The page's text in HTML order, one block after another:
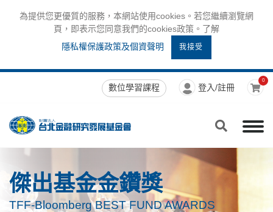
為提供您更優質的服務，本網站使用cookies。若您繼續瀏覽網
頁，即表示您同意我們的cookies政策。了解
隱私權保護政策及個資聲明
我接受
數位學習課程 登入/註冊
0
傑出基金金鑽獎
TFF-Bloomberg BEST FUND AWARDS